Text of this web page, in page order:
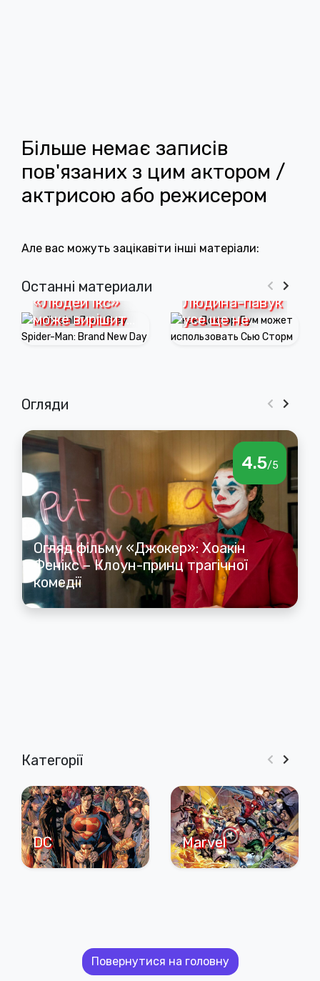
Більше немає записів
пов'язаних з цим актором /
актрисою або режисером
Але вас можуть зацікавіти інші матеріали:
Останні материали
Кастинг
«Людей Ікс»
може вирішити
одну з
10 років потому
Людина-павук
усе ще не
може
Огляди
Огляд фільму «Джокер»: Хоакін
Фенікс – Клоун-принц трагічної
комедії
4.5/5
Категорії
DC Marvel
Повернутися на головну